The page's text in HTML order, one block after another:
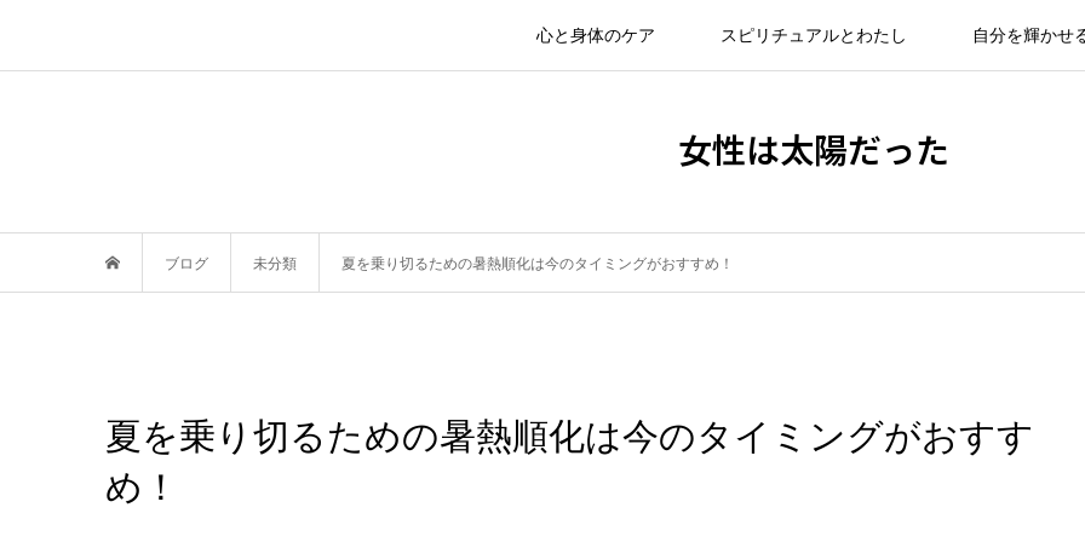
心と身体のケア スピリチュアルとわたし 自分を輝かせ
女性は太陽だった
ブログ 未分類 夏を乗り切るための暑熱順化は今のタイミングがおすすめ！
夏を乗り切るための暑熱順化は今のタイミングがおすす
め！